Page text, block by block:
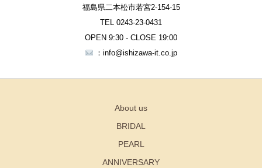
福島県二本松市若宮2-154-15
TEL 0243-23-0431
OPEN 9:30 - CLOSE 19:00
：info@ishizawa-it.co.jp
About us
BRIDAL
PEARL
ANNIVERSARY